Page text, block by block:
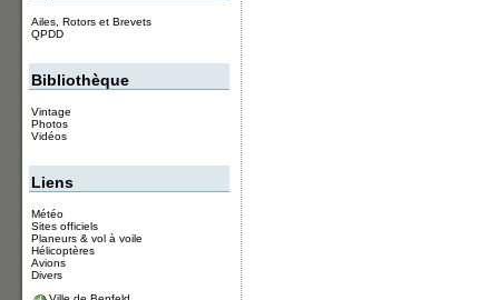
Ailes, Rotors et Brevets
QPDD
Bibliothèque
Vintage
Photos
Vidéos
Liens
Météo
Sites officiels
Planeurs & vol à voile
Hélicoptères
Avions
Divers